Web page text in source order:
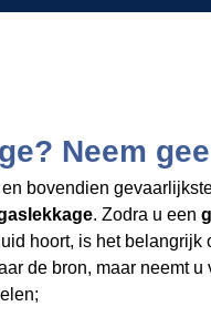
Neem
bovendien
. Zodra u een
hoort, is het belangrijk
de bron, maar neemt